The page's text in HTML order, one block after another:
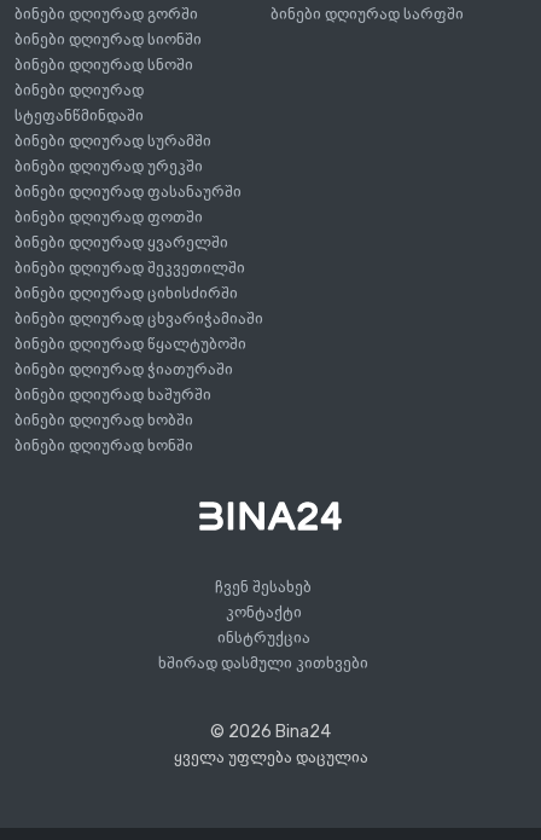
ჩვენ შესახებ
კონტაქტი
ინსტრუქცია
ხშირად დასმული კითხვები
© 2026 Bina24
ყველა უფლება დაცულია
ბინები დღიურად გორში
ბინები დღიურად სარფში
ბინები დღიურად სიონში
ბინები დღიურად სნოში
ბინები დღიურად
სტეფანწმინდაში
ბინები დღიურად სურამში
ბინები დღიურად ურეკში
ბინები დღიურად ფასანაურში
ბინები დღიურად ფოთში
ბინები დღიურად ყვარელში
ბინები დღიურად შეკვეთილში
ბინები დღიურად ციხისძირში
ბინები დღიურად ცხვარიჭამიაში
ბინები დღიურად წყალტუბოში
ბინები დღიურად ჭიათურაში
ბინები დღიურად ხაშურში
ბინები დღიურად ხობში
ბინები დღიურად ხონში